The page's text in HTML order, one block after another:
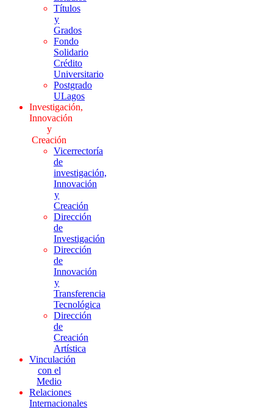
Títulos
y
Grados
Fondo
Solidario
Crédito
Universitario
Postgrado
ULagos
Investigación,
Innovación
y
Creación
Vicerrectoría
de
investigación,
Innovación
y
Creación
Dirección
de
Investigación
Dirección
de
Innovación
y
Transferencia
Tecnológica
Dirección
de
Creación
Artística
Vinculación
con el
Medio
Relaciones
Internacionales